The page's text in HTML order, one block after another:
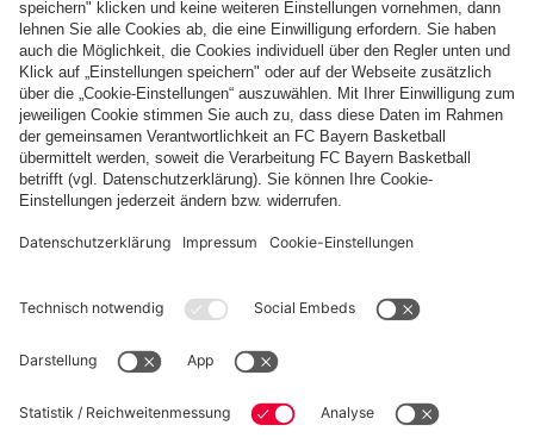
teilnehmen, unabhängig von einer Vereinszugehörigkeit etc.
Meldeschluss für das Turnier ist am 18.10.2019
Anmeldungen bitte per E-Mail unter Angabe von Name, Verein
(falls vorhanden) und Terminwunsch für die 1. Runde (Dienstag
oder Mittwoch, siehe Ausschreibung) an:
turnierleiter@fcbayern-schach.de